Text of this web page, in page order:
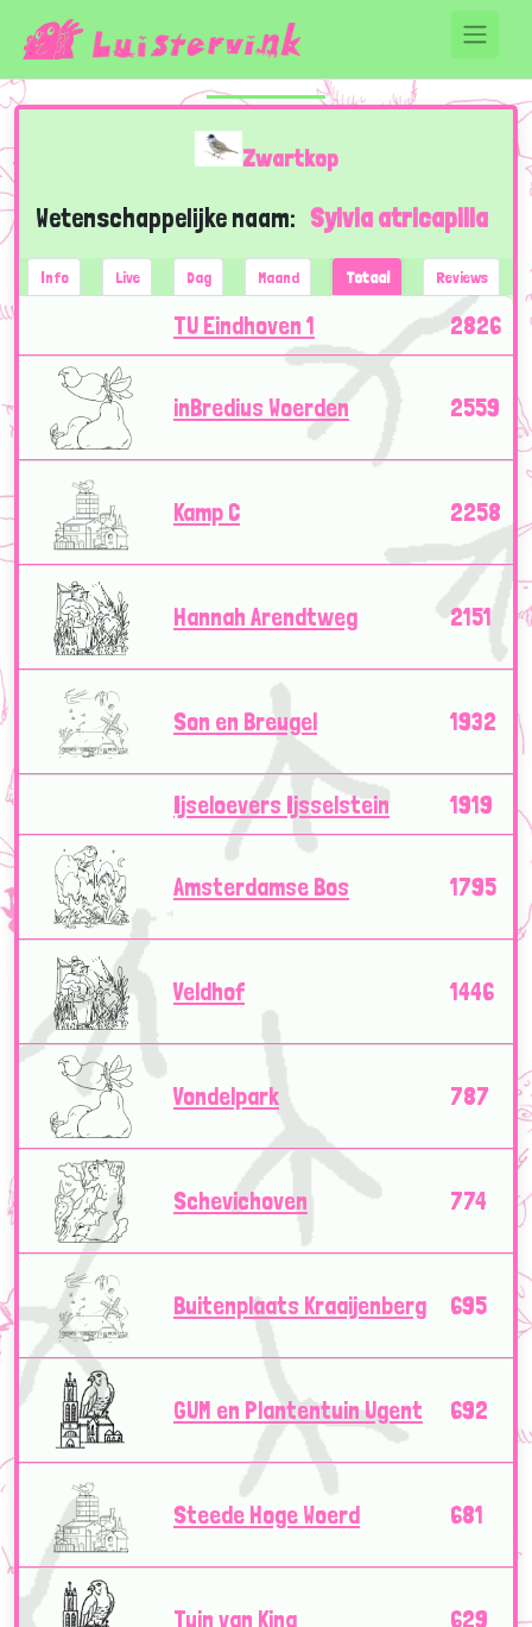
Zwartkop
Wetenschappelijke naam: Sylvia atricapilla
Info Live Dag Maand Totaal Reviews
TU Eindhoven 1 2826
inBredius Woerden 2559
Kamp C 2258
Hannah Arendtweg 2151
Son en Breugel 1932
Ijseloevers Ijsselstein 1919
Amsterdamse Bos 1795
Veldhof 1446
Vondelpark 787
Schevichoven 774
Buitenplaats Kraaijenberg 695
GUM en Plantentuin Ugent 692
Steede Hoge Woerd 681
Tuin van Kina 629